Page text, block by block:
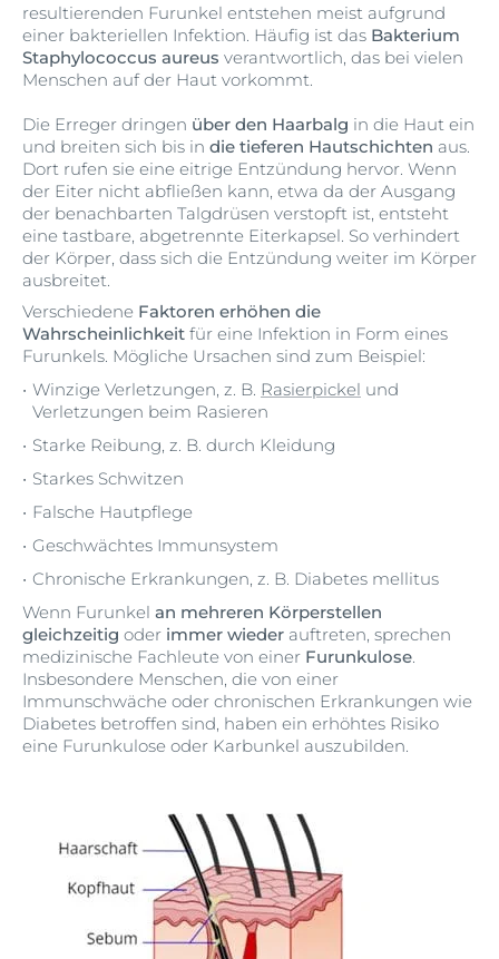
resultierenden Furunkel entstehen meist aufgrund
einer bakteriellen Infektion. Häufig ist das Bakterium
Staphylococcus aureus verantwortlich, das bei vielen
Menschen auf der Haut vorkommt.
Die Erreger dringen über den Haarbalg in die Haut ein
und breiten sich bis in die tieferen Hautschichten aus.
Dort rufen sie eine eitrige Entzündung hervor. Wenn
der Eiter nicht abfließen kann, etwa da der Ausgang
der benachbarten Talgdrüsen verstopft ist, entsteht
eine tastbare, abgetrennte Eiterkapsel. So verhindert
der Körper, dass sich die Entzündung weiter im Körper
ausbreitet.
Verschiedene Faktoren erhöhen die
Wahrscheinlichkeit für eine Infektion in Form eines
Furunkels. Mögliche Ursachen sind zum Beispiel:
Winzige Verletzungen, z. B. Rasierpickel und
Verletzungen beim Rasieren
Starke Reibung, z. B. durch Kleidung
Starkes Schwitzen
Falsche Hautpflege
Geschwächtes Immunsystem
Chronische Erkrankungen, z. B. Diabetes mellitus
Wenn Furunkel an mehreren Körperstellen
gleichzeitig oder immer wieder auftreten, sprechen
medizinische Fachleute von einer Furunkulose.
Insbesondere Menschen, die von einer
Immunschwäche oder chronischen Erkrankungen wie
Diabetes betroffen sind, haben ein erhöhtes Risiko
eine Furunkulose oder Karbunkel auszubilden.